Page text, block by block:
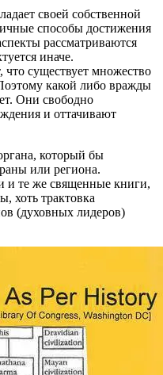
своей собственной
способы достижения
рассматриваются
иначе.
существует множество
какой либо вражды
Они свободно
и оттачивают
который бы
или региона.
и те же священные книги,
хоть трактовка
(духовных лидеров)